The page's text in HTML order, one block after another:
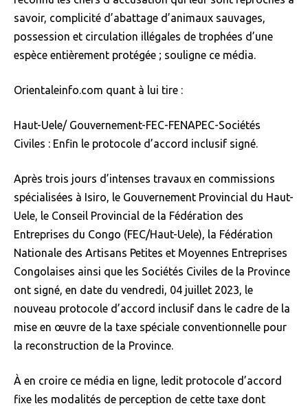
savoir, complicité d’abattage d’animaux sauvages,
possession et circulation illégales de trophées d’une
espèce entièrement protégée ; souligne ce média.
Orientaleinfo.com quant à lui tire :
Haut-Uele/ Gouvernement-FEC-FENAPEC-Sociétés
Civiles : Enfin le protocole d’accord inclusif signé.
Après trois jours d’intenses travaux en commissions
spécialisées à Isiro, le Gouvernement Provincial du Haut-
Uele, le Conseil Provincial de la Fédération des
Entreprises du Congo (FEC/Haut-Uele), la Fédération
Nationale des Artisans Petites et Moyennes Entreprises
Congolaises ainsi que les Sociétés Civiles de la Province
ont signé, en date du vendredi, 04 juillet 2023, le
nouveau protocole d’accord inclusif dans le cadre de la
mise en œuvre de la taxe spéciale conventionnelle pour
la reconstruction de la Province.
À en croire ce média en ligne, ledit protocole d’accord
fixe les modalités de perception de cette taxe dont